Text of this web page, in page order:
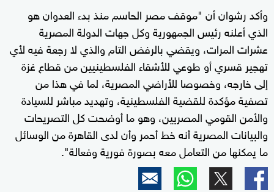
وأكد رشوان أن "موقف مصر الحاسم منذ بدء العدوان هو
الذي أعلنه رئيس الجمهورية وكل جهات الدولة المصرية
عشرات المرات، ويقضي بالرفض التام والذي لا رجعة فيه لأي
تهجير قسري أو طوعي للأشقاء الفلسطينيين من قطاع غزة
إلى خارجه، وخصوصا للأراضي المصرية، لما في هذا من
تصفية مؤكدة للقضية الفلسطينية، وتهديد مباشر للسيادة
والأمن القومي المصريين، وهو ما أوضحت كل التصريحات
والبيانات المصرية أنه خط أحمر وأن لدى القاهرة من الوسائل
ما يمكنها من التعامل معه بصورة فورية وفعالة".